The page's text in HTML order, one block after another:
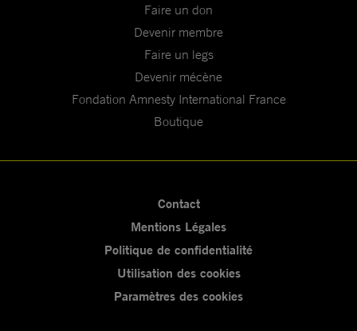
Faire un don
Devenir membre
Faire un legs
Devenir mécène
Fondation Amnesty International France
Boutique
Contact
Mentions Légales
Politique de confidentialité
Utilisation des cookies
Paramètres des cookies